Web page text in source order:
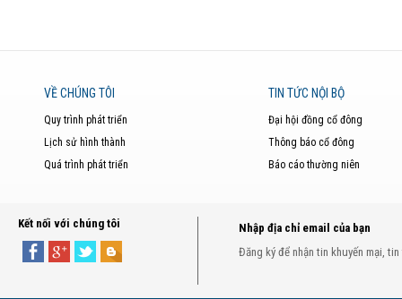
VỀ CHÚNG TÔI
Quy trình phát triển
Lịch sử hình thành
Quá trình phát triển
TIN TỨC NỘI BỘ
Đại hội đồng cổ đông
Thông báo cổ đông
Báo cáo thường niên
Kết nối với chúng tôi
Nhập địa chỉ email của bạn
Đăng ký để nhận tin khuyến mại,